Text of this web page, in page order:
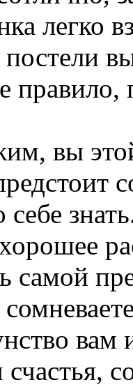
легко
вы
себе
самой
вам